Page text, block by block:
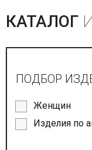
КАТАЛОГ
ПОДБОР
Женщин
Изделия по